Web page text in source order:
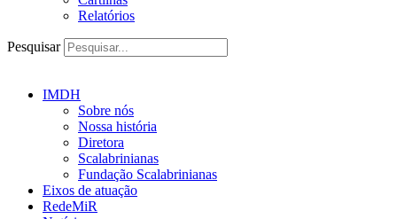
Relatórios
Pesquisar
IMDH
Sobre nós
Nossa história
Diretora
Scalabrinianas​
Fundação Scalabrinianas​
Eixos de atuação
RedeMiR